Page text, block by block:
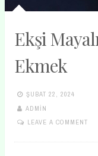
Ekşi
Ekmek
ŞUBAT 22, 2024
ADMIN
LEAVE A COMMENT